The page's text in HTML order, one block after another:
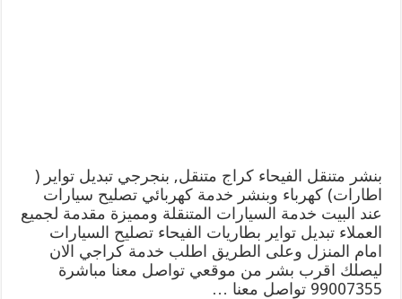
بنشر متنقل الفيحاء كراج متنقل, بنجرجي تبديل تواير (
اطارات) كهرباء وبنشر خدمة كهربائي تصليح سيارات
عند البيت خدمة السيارات المتنقلة ومميزة مقدمة لجميع
العملاء تبديل تواير بطاريات الفيحاء تصليح السيارات
امام المنزل وعلى الطريق اطلب خدمة كراجي الان
ليصلك اقرب بشر من موقعي تواصل معنا مباشرة
99007355 تواصل معنا …